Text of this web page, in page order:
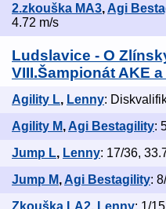
2.zkouška MA3, Agi
4.72 m/s
Ludslavice - O
VIII.Šampionát AKE a
Agility L, Lenny:
Agility M, Agi Bestagility:
Jump L, Lenny: 17/36,
Jump M, Agi Bestagility: